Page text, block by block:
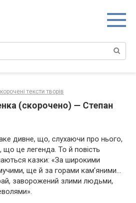
тексти творів
(скорочено) — Степан
дивне, що, слухаючи про нього,
це легенда. То й повість
казки: «За широкими
ще й за горами кам’яними…
заворожений злими людьми,